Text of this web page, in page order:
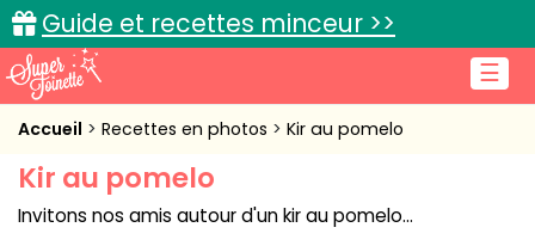
☰
Guide et recettes minceur >>
Accueil
Recettes de cuisine
Accueil Recettes en photos Kir au pomelo
Kir au pomelo
Invitons nos amis autour d'un kir au pomelo...